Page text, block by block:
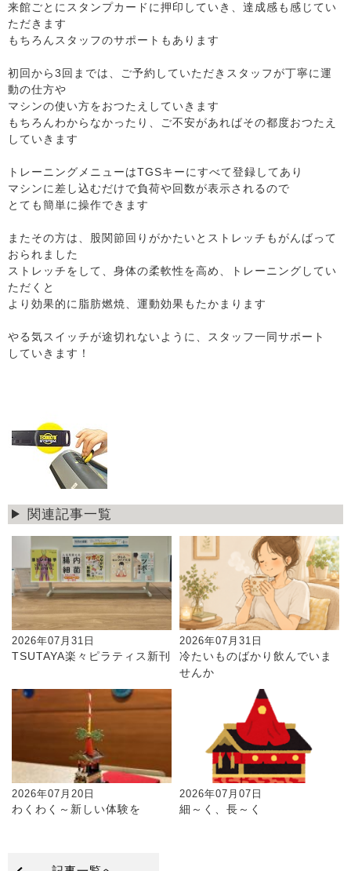
来館ごとにスタンプカードに押印していき、達成感も感じてい
ただきます
もちろんスタッフのサポートもあります
初回から3回までは、ご予約していただきスタッフが丁寧に運
動の仕方や
マシンの使い方をおつたえしていきます
もちろんわからなかったり、ご不安があればその都度おつたえ
していきます
トレーニングメニューはTGSキーにすべて登録してあり
マシンに差し込むだけで負荷や回数が表示されるので
とても簡単に操作できます
またその方は、股関節回りがかたいとストレッチもがんばって
おられました
ストレッチをして、身体の柔軟性を高め、トレーニングしてい
ただくと
より効果的に脂肪燃焼、運動効果もたかまります
やる気スイッチが途切れないように、スタッフ一同サポート
していきます！
関連記事一覧
2026年07月31日
TSUTAYA楽々ピラティス新刊
2026年07月31日
冷たいものばかり飲んでいま
せんか
2026年07月20日
わくわく～新しい体験を
2026年07月07日
細～く、長～く